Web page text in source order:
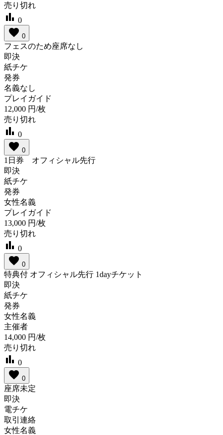
売り切れ
bar_chart 0
favorite 0
フェスのため座席なし
即決
紙チケ
発券
名義なし
プレイガイド
12,000 円/枚
売り切れ
bar_chart 0
favorite 0
1日券 オフィシャル先行
即決
紙チケ
発券
女性名義
プレイガイド
13,000 円/枚
売り切れ
bar_chart 0
favorite 0
特典付 オフィシャル先行 1dayチケット
即決
紙チケ
発券
女性名義
主催者
14,000 円/枚
売り切れ
bar_chart 0
favorite 0
座席未定
即決
電チケ
取引連絡
女性名義